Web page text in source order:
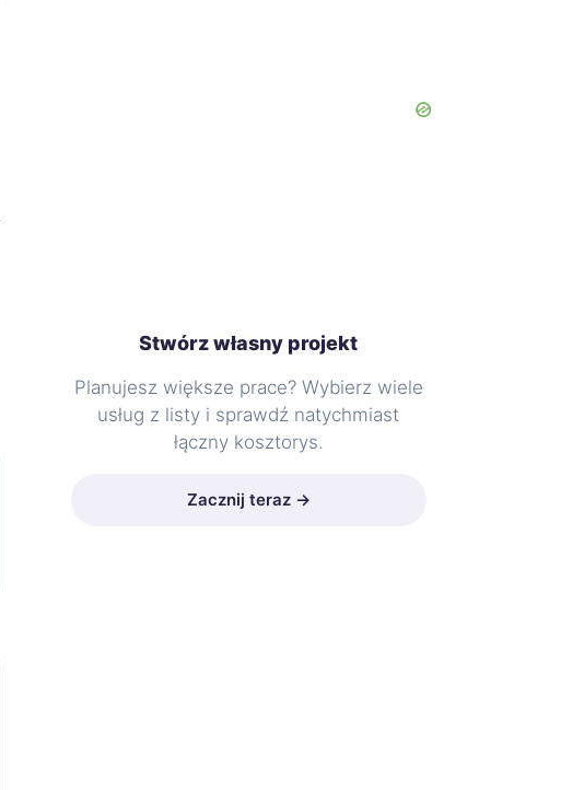
Stwórz własny projekt
Planujesz większe prace? Wybierz wiele
usług z listy i sprawdź natychmiast
łączny kosztorys.
Zacznij teraz →